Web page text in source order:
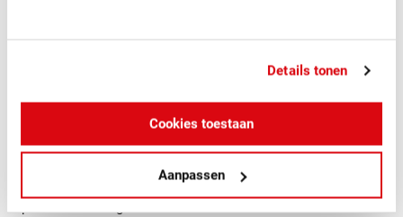
Details tonen
Cookies toestaan
Aanpassen
Circulaire scenario’s: voor iedere klant een
unieke mix
Met een multidisciplinair team van architectuur, techniek en